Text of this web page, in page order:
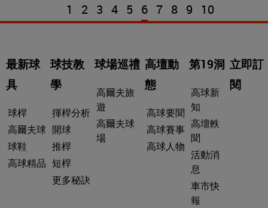
1 2 3 4 5 6 7 8 9 10
最新球
具
球桿
高爾夫球
球鞋
高球精品
球技教
學
揮桿分析
開球
推桿
短桿
更多秘訣
球場巡禮
高爾夫旅
遊
高爾夫球
場
高壇動
態
高球要聞
高球賽事
高球人物
第19洞
高球新
知
高壇軼
聞
活動消
息
車市快
報
立即訂
閱